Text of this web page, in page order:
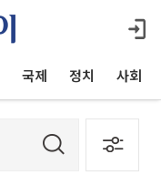
국제 정치 사회